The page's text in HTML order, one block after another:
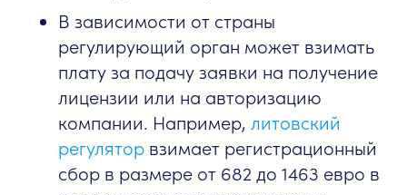
В зависимости от страны
регулирующий орган может взимать
плату за подачу заявки на получение
лицензии или на авторизацию
компании. Например, литовский
регулятор взимает регистрационный
сбор в размере от 682 до 1463 евро в